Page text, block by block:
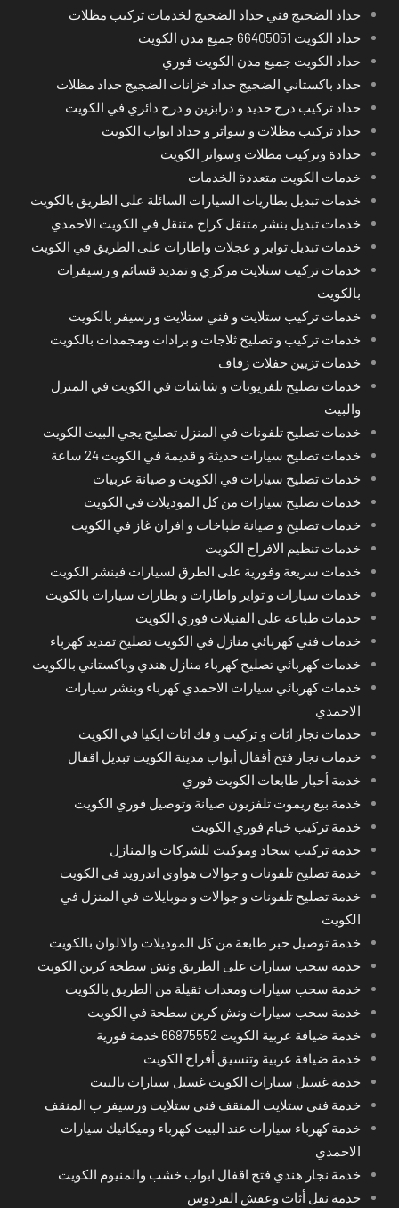
حداد الضجيج فني حداد الضجيج لخدمات تركيب مظلات
حداد الكويت 66405051 جميع مدن الكويت
حداد الكويت جميع مدن الكويت فوري
حداد باكستاني الضجيج حداد خزانات الضجيج حداد مظلات
حداد تركيب درج حديد و درابزين و درج دائري في الكويت
حداد تركيب مظلات و سواتر و حداد ابواب الكويت
حدادة وتركيب مظلات وسواتر الكويت
خدمات الكويت متعددة الخدمات
خدمات تبديل بطاريات السيارات السائلة على الطريق بالكويت
خدمات تبديل بنشر متنقل كراج متنقل في الكويت الاحمدي
خدمات تبديل تواير و عجلات واطارات على الطريق في الكويت
خدمات تركيب ستلايت مركزي و تمديد قسائم و رسيفرات
بالكويت
خدمات تركيب ستلايت و فني ستلايت و رسيفر بالكويت
خدمات تركيب و تصليح ثلاجات و برادات ومجمدات بالكويت
خدمات تزيين حفلات زفاف
خدمات تصليح تلفزيونات و شاشات في الكويت في المنزل
والبيت
خدمات تصليح تلفونات في المنزل تصليح يجي البيت الكويت
خدمات تصليح سيارات حديثة و قديمة في الكويت 24 ساعة
خدمات تصليح سيارات في الكويت و صيانة عربيات
خدمات تصليح سيارات من كل الموديلات في الكويت
خدمات تصليح و صيانة طباخات و افران غاز في الكويت
خدمات تنظيم الافراح الكويت
خدمات سريعة وفورية على الطرق لسيارات فينشر الكويت
خدمات سيارات و تواير واطارات و بطارات سيارات بالكويت
خدمات طباعة على الفنيلات فوري الكويت
خدمات فني كهربائي منازل في الكويت تصليح تمديد كهرباء
خدمات كهربائي تصليح كهرباء منازل هندي وباكستاني بالكويت
خدمات كهربائي سيارات الاحمدي كهرباء وبنشر سيارات
الاحمدي
خدمات نجار اثاث و تركيب و فك اثاث ايكيا في الكويت
خدمات نجار فتح أقفال أبواب مدينة الكويت تبديل اقفال
خدمة أحبار طابعات الكويت فوري
خدمة بيع ريموت تلفزيون صيانة وتوصيل فوري الكويت
خدمة تركيب خيام فوري الكويت
خدمة تركيب سجاد وموكيت للشركات والمنازل
خدمة تصليح تلفونات و جوالات هواوي اندرويد في الكويت
خدمة تصليح تلفونات و جوالات و موبايلات في المنزل في
الكويت
خدمة توصيل حبر طابعة من كل الموديلات والالوان بالكويت
خدمة سحب سيارات على الطريق ونش سطحة كرين الكويت
خدمة سحب سيارات ومعدات ثقيلة من الطريق بالكويت
خدمة سحب سيارات ونش كرين سطحة في الكويت
خدمة ضيافة عربية الكويت 66875552 خدمة فورية
خدمة ضيافة عربية وتنسيق أفراح الكويت
خدمة غسيل سيارات الكويت غسيل سيارات بالبيت
خدمة فني ستلايت المنقف فني ستلايت ورسيفر ب المنقف
خدمة كهرباء سيارات عند البيت كهرباء وميكانيك سيارات
الاحمدي
خدمة نجار هندي فتح اقفال ابواب خشب والمنيوم الكويت
خدمة نقل أثاث وعفش الفردوس